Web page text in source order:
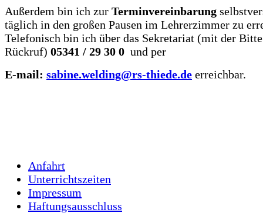
Außerdem bin ich zur Terminvereinbarung
täglich in den großen Pausen im Lehrerzimmer zu
Telefonisch bin ich über das Sekretariat (mit der
Rückruf) 05341 / 29 30 0 und per
E-mail: sabine.welding@rs-thiede.de erreichbar.
Anfahrt
Unterrichtszeiten
Impressum
Haftungsausschluss